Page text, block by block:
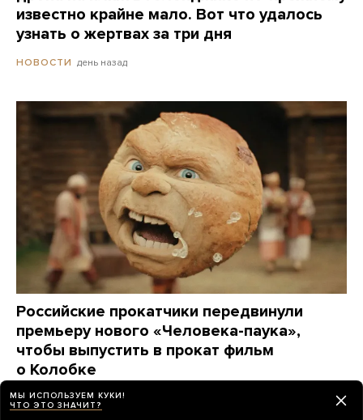
известно крайне мало. Вот что удалось
узнать о жертвах за три дня
НОВОСТИ день назад
Российские прокатчики передвинули
премьеру нового «Человека-паука»,
чтобы выпустить в прокат фильм
о Колобке
Зрители обрушили его рейтинг еще до премьеры.
Озвучивший хлеб Гарик Харламов: «Мне глубоко
МЫ ИСПОЛЬЗУЕМ КУКИ!
ЧТО ЭТО ЗНАЧИТ?